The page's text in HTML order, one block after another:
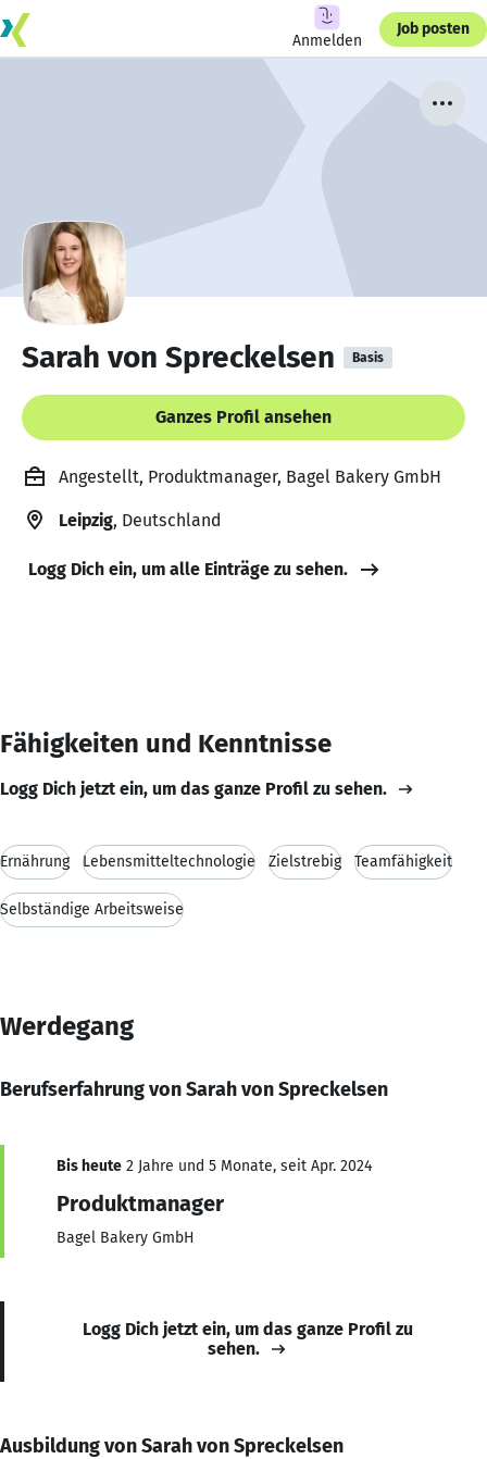
Anmelden
Job posten
Sarah von Spreckelsen Basis
Ganzes Profil ansehen
Angestellt, Produktmanager, Bagel Bakery GmbH
Leipzig, Deutschland
Logg Dich ein, um alle Einträge zu sehen.
Fähigkeiten und Kenntnisse
Logg Dich jetzt ein, um das ganze Profil zu sehen.
Ernährung Lebensmitteltechnologie Zielstrebig Teamfähigkeit
Selbständige Arbeitsweise
Werdegang
Berufserfahrung von Sarah von Spreckelsen
Bis heute 2 Jahre und 5 Monate, seit Apr. 2024
Produktmanager
Bagel Bakery GmbH
Logg Dich jetzt ein, um das ganze Profil zu
sehen.
Ausbildung von Sarah von Spreckelsen